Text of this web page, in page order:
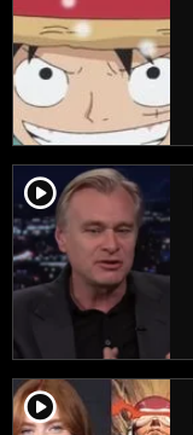
player2
player2